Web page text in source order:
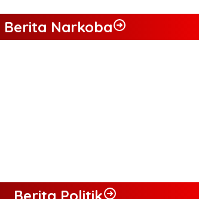
Berita Narkoba
Berita Politik